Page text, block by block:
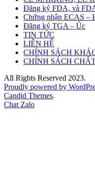
Đăng ký FDA, và
Chứng nhận ECAS –
Đăng ký TGA – Úc
TIN TỨC
LIÊN HỆ
CHÍNH SÁCH
CHÍNH SÁCH
All Rights Reserved 2023.
Proudly powered by
Candid Themes.
Chat Zalo